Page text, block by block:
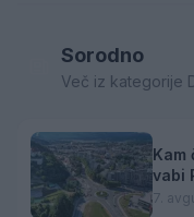
Sorodno
Več iz kategorije
Kam
vabi
7.